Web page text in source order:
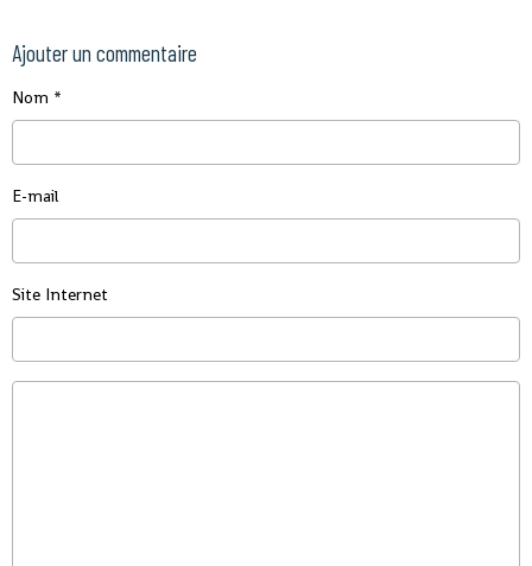
Ajouter un commentaire
Nom
E-mail
Site Internet